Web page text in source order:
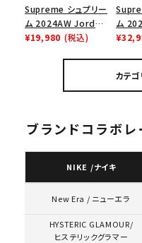
Supreme シュプリー
ム 2024AW Jordan
Drawstring Bag ジ
¥19,980 (税込)
ム
プTシャツ
ルー
カテ
ブランドコラボ
NIKE /ナイキ
New Era / ニューエラ
HYSTERIC GLAMOUR/
ヒステリックグラマー